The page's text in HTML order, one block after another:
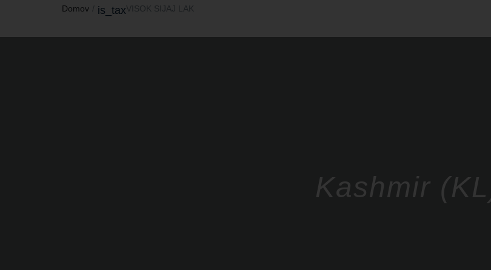
Domov is_taxVISOK SIJAJ LAK
Kashmir